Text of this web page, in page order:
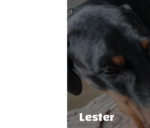
Lester